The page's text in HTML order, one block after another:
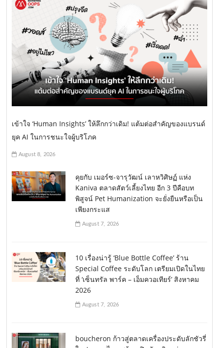
เข้าใจ ‘Human Insights’ ให้ลึกกว่าเดิม! แต้มต่อสำคัญของแบรนด์
ยุค AI ในการชนะใจผู้บริโภค
August 8, 2026
คุยกับ เมอร์ซ-จารุวัฒน์ เลาหวิศิษฏ์ แห่ง
Kaniva ตลาดสัตว์เลี้ยงไทย อีก 3 ปีคือบท
พิสูจน์ Pet Humanization จะยั่งยืนหรือเป็น
เพียงกระแส
August 7, 2026
10 เรื่องน่ารู้ ‘Blue Bottle Coffee’ ร้าน
Special Coffee ระดับโลก เตรียมเปิดในไทย
ที่ ‘เซ็นทรัล พาร์ค – เอ็มควอเทียร์’ สิงหาคม
2026
August 7, 2026
boucheron ก้าวสู่ตลาดเครื่องประดับลักชัวรี่